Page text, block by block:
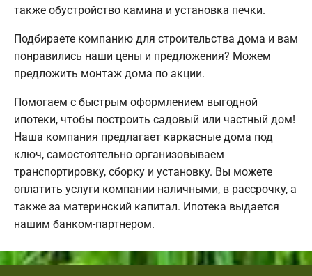
также обустройство камина и установка печки.
Подбираете компанию для строительства дома и вам
понравились наши цены и предложения? Можем
предложить монтаж дома по акции.
Помогаем с быстрым оформлением выгодной
ипотеки, чтобы построить садовый или частный дом!
Наша компания предлагает каркасные дома под
ключ, самостоятельно организовываем
транспортировку, сборку и установку. Вы можете
оплатить услуги компании наличными, в рассрочку, а
также за материнский капитал. Ипотека выдается
нашим банком-партнером.